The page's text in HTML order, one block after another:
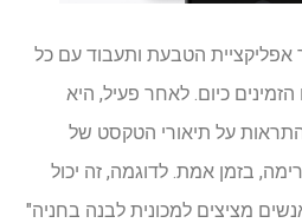
אפליקציית הטבעת ותעבוד עם כל
כיום. לאחר פעיל, היא
על תיאורי הטקסט של
בזמן אמת. לדוגמה, זה יכול
מציצים למכונית לבנה בחניה"